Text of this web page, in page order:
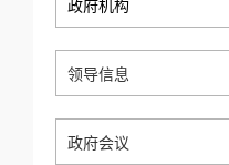
政府机构
领导信息
政府会议